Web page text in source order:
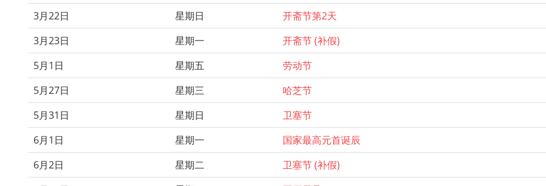
3月22日
星期日
开斋节第2天
3月23日
星期一
开斋节 (补假)
5月1日
星期五
劳动节
5月27日
星期三
哈芝节
5月31日
星期日
卫塞节
6月1日
星期一
国家最高元首诞辰
6月2日
星期二
卫塞节 (补假)